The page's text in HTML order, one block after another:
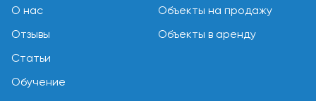
О нас
Отзывы
Статьи
Обучение
Объекты на продажу
Объекты в аренду